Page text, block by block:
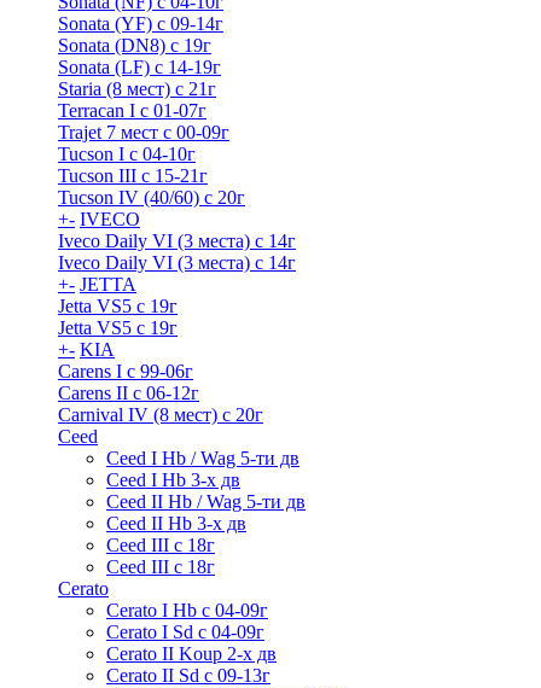
Sonata (YF) с 09-14г
Sonata (DN8) с 19г
Sonata (LF) с 14-19г
Staria (8 мест) c 21г
Terracan I c 01-07г
Trajet 7 мест с 00-09г
Tucson I c 04-10г
Tucson III с 15-21г
Tucson IV (40/60) с 20г
+- IVECO
Iveco Daily VI (3 места) с 14г
Iveco Daily VI (3 места) с 14г
+- JETTA
Jetta VS5 с 19г
Jetta VS5 с 19г
+- KIA
Carens I c 99-06г
Carens II c 06-12г
Carnival IV (8 мест) с 20г
Ceed
Ceed I Hb / Wag 5-ти дв
Ceed I Hb 3-х дв
Ceed II Hb / Wag 5-ти дв
Ceed II Hb 3-х дв
Ceed III с 18г
Ceed III с 18г
Cerato
Cerato I Hb с 04-09г
Cerato I Sd с 04-09г
Cerato II Koup 2-х дв
Cerato II Sd c 09-13г